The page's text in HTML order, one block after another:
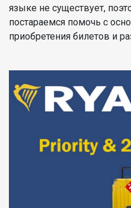
языке не существует,
постараемся помочь с
приобретения билетов и